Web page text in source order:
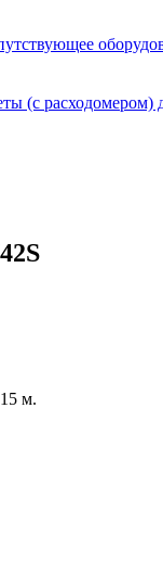
(с расходомером)
м.